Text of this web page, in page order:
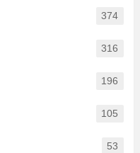
374
316
196
105
53